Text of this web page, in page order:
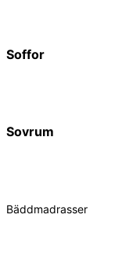
Soffor
Sovrum
Bäddmadrasser